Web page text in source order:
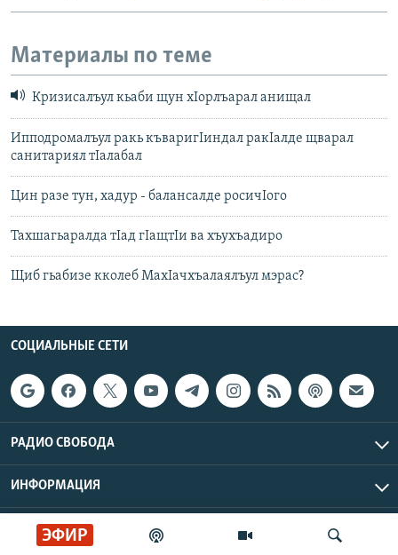
ЭФИР
Материалы по теме
Кризисалъул кьаби щун хIорлъарал анищал
Ипподромалъул ракь къваригIиндал ракIалде щварал
санитариял тIалабал
Цин разе тун, хадур - балансалде росичIого
Тахшагьаралда тIад гIащтIи ва хъухъадиро
Щиб гьабизе кколеб МахIачхъалаялъул мэрас?
СОЦИАЛЬНЫЕ СЕТИ
РАДИО СВОБОДА
ИНФОРМАЦИЯ
Радио Свобода © 2026 RFE/RL, Inc. | Все права защищены.